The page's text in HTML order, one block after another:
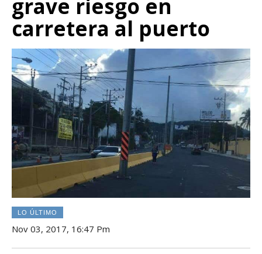
grave riesgo en
carretera al puerto
LO ÚLTIMO
Nov 03, 2017, 16:47 Pm